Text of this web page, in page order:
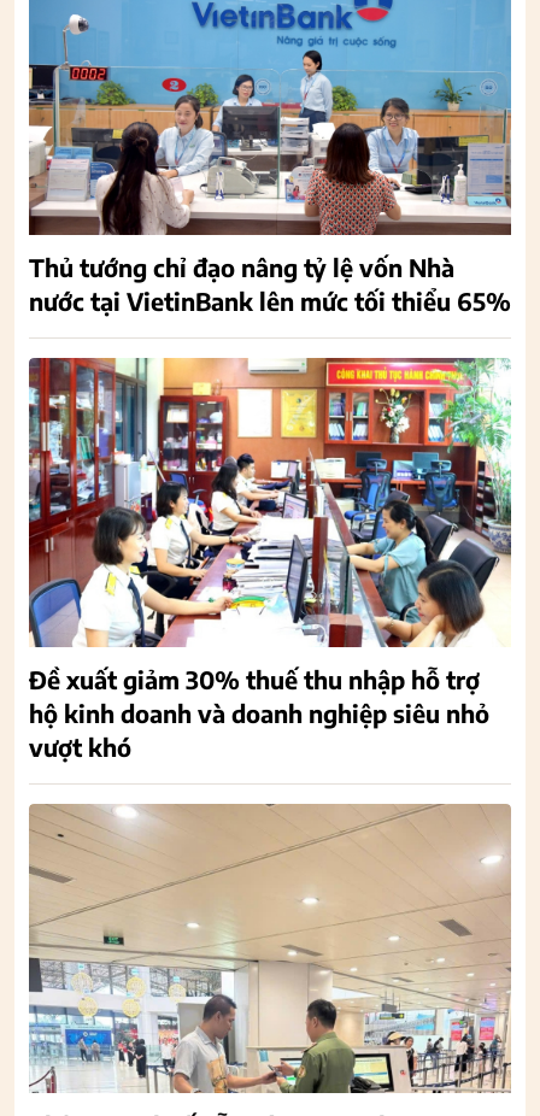
Thủ tướng chỉ đạo nâng tỷ lệ vốn Nhà
nước tại VietinBank lên mức tối thiểu 65%
Đề xuất giảm 30% thuế thu nhập hỗ trợ
hộ kinh doanh và doanh nghiệp siêu nhỏ
vượt khó